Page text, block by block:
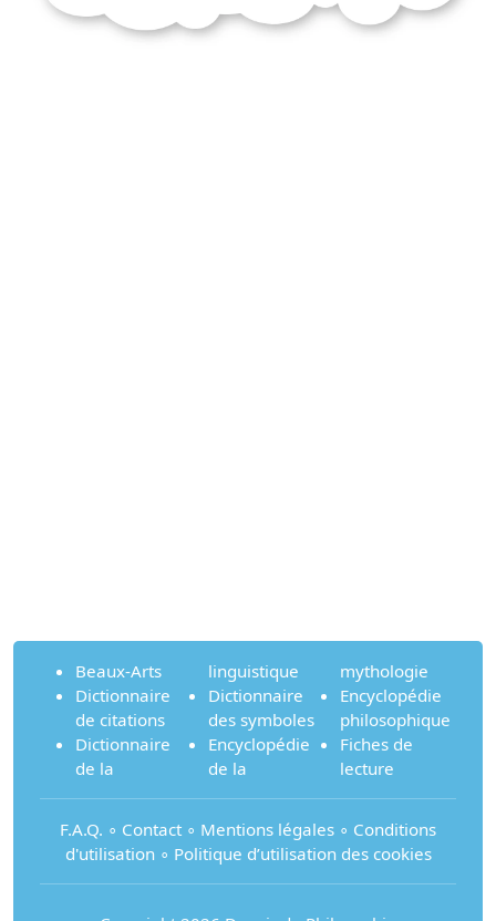
Beaux-Arts
Dictionnaire
de citations
Dictionnaire
de la
linguistique
Dictionnaire
des symboles
Encyclopédie
de la
mythologie
Encyclopédie
philosophique
Fiches de
lecture
F.A.Q. ∘ Contact ∘ Mentions légales ∘ Conditions
d'utilisation∘ Politique d’utilisation des cookies